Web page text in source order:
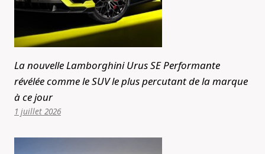
La nouvelle Lamborghini Urus SE Performante
révélée comme le SUV le plus percutant de la marque
à ce jour
1 juillet 2026